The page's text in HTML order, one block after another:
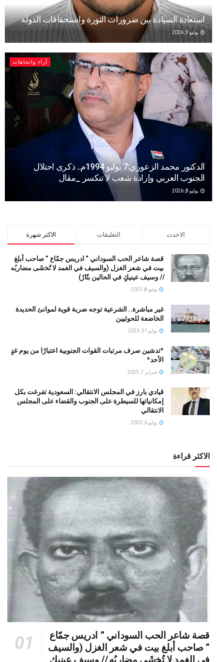
استعادة السيادة بين ضرورات الثورة واستحقاقات الدولة
يوليو 9, 2026
آراء واتجاهات
الدكتور محمد الزعوري:7 يوليو 1994م.. ذكرى احتلال
الجنوب العربي وإرادة شعب لا تنكسر _مقال
يوليو 8, 2026
الاكثر شهرة التعليقات الاحدث
قصة شاعر الحب السوداني ” ادريس جمّاع ” صاحب أبلغ
بيت في شعر الغزل (وﺍﻟﺴﻴﻒ ﻓﻲ الغمد ﻻ ﺗُﺨشَى مضاربُه
// ﻭﺳﻴﻒ ﻋﻴﻨﻴﻚٍ ﻓﻲ ﺍﻟﺤﺎﻟﻴﻦ ﺑﺘّﺎﺭُ)
يوليو 8, 2023
غير مباشرة.. الشرعية توجه ضربة قوية لموانئ الحديدة
الخاضعة للحوثيين
يوليو 31, 2023
*تدشين صرف مرتبات القوات الجنوبية اعتبارًا من يوم غدٍ
الأحد*
فبراير 7, 2025
قيادي بارز في المجلس الانتقالي: السعودية تفرغت بكل
إمكانياتها للسيطرة على الجنوب والقضاء على المجلس
الانتقالي
يوليو 6, 2023
الاكثر قراءة
قصة شاعر الحب السوداني ” ادريس جمّاع
” صاحب أبلغ بيت في شعر الغزل (وﺍﻟﺴﻴﻒ
ﻓﻲ الغمد ﻻ ﺗُﺨشَى مضاربُه // ﻭﺳﻴﻒ ﻋﻴﻨﻴﻚٍ